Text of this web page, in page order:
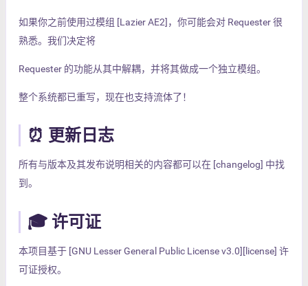
如果你之前使用过模组 [Lazier AE2]，你可能会对 Requester 很
熟悉。我们决定将
Requester 的功能从其中解耦，并将其做成一个独立模组。
整个系统都已重写，现在也支持流体了！
⏰ 更新日志
所有与版本及其发布说明相关的内容都可以在 [changelog] 中找
到。
🎓 许可证
本项目基于 [GNU Lesser General Public License v3.0][license] 许
可证授权。